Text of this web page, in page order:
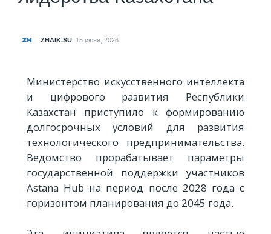
ZHAIK.SU 15 июня, 2026
Министерство искусственного интеллекта
и цифрового развития Республики
Казахстан приступило к формированию
долгосрочных условий для развития
технологического предпринимательства.
Ведомство прорабатывает параметры
государственной поддержки участников
Astana Hub на период после 2028 года с
горизонтом планирования до 2045 года.